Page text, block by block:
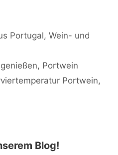
Portugal,Wein- und
, Portwein
Portwein,
Blog!